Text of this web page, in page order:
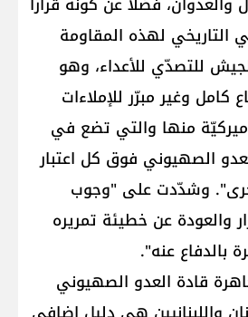
التاريخي لهذه المقاومة
للتصدّي للأعداء، وهو
وغير مبرّر للإملاءات
منها والتي تضع في
الصهيوني فوق كل اعتبار
وشدّدت على "وجوب
والعودة عن خطيئة تمريره
بالدفاع عنه".
قادة العدو الصهيوني